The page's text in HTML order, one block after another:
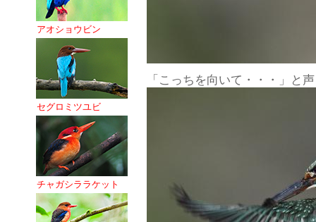
アオショウビン
セグロミツユビ
チャガシララケット
「こっちを向いて・・・」と